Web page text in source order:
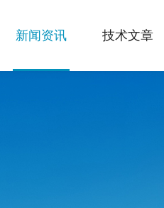
新闻资讯 技术文章